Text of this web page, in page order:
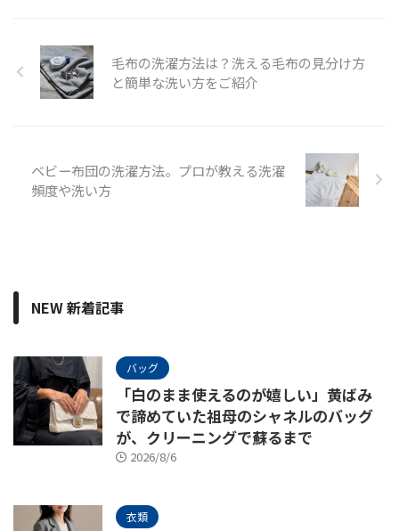
毛布の洗濯方法は？洗える毛布の見分け方
と簡単な洗い方をご紹介
ベビー布団の洗濯方法。プロが教える洗濯
頻度や洗い方
NEW 新着記事
バッグ
「白のまま使えるのが嬉しい」黄ばみ
で諦めていた祖母のシャネルのバッグ
が、クリーニングで蘇るまで
2026/8/6
衣類